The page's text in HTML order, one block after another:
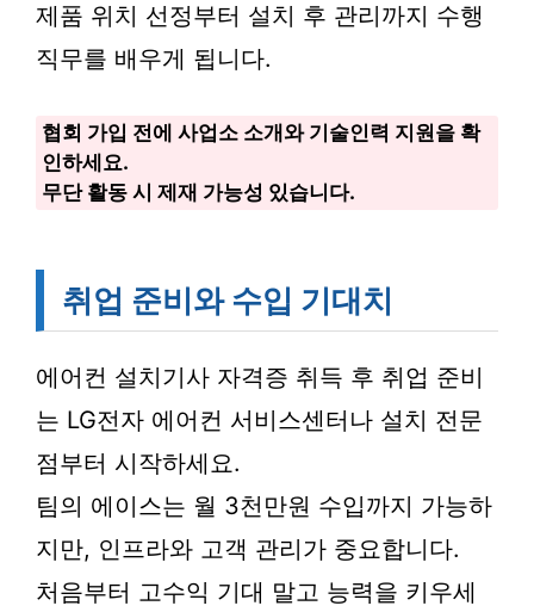
제품 위치 선정부터 설치 후 관리까지 수행
직무를 배우게 됩니다.
협회 가입 전에 사업소 소개와 기술인력 지원을 확
인하세요.
무단 활동 시 제재 가능성 있습니다.
취업 준비와 수입 기대치
에어컨 설치기사 자격증 취득 후 취업 준비
는 LG전자 에어컨 서비스센터나 설치 전문
점부터 시작하세요.
팀의 에이스는 월 3천만원 수입까지 가능하
지만, 인프라와 고객 관리가 중요합니다.
처음부터 고수익 기대 말고 능력을 키우세